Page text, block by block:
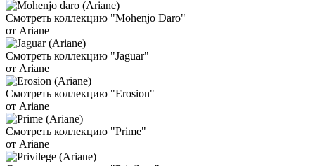
Смотреть коллекцию "Mohenjo Daro"
от Ariane
Смотреть коллекцию "Jaguar"
от Ariane
Смотреть коллекцию "Erosion"
от Ariane
Смотреть коллекцию "Prime"
от Ariane